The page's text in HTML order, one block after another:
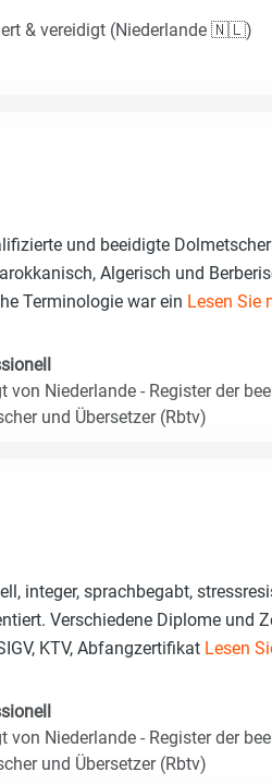
& vereidigt (Niederlande 🇳🇱)
und beeidigte
Algerisch und
Terminologie war ein Lesen Sie
von Niederlande - Register der
und Übersetzer (Rbtv)
integer, sprachbegabt,
Verschiedene Diplome und
KTV, Abfangzertifikat Lesen
von Niederlande - Register der
und Übersetzer (Rbtv)